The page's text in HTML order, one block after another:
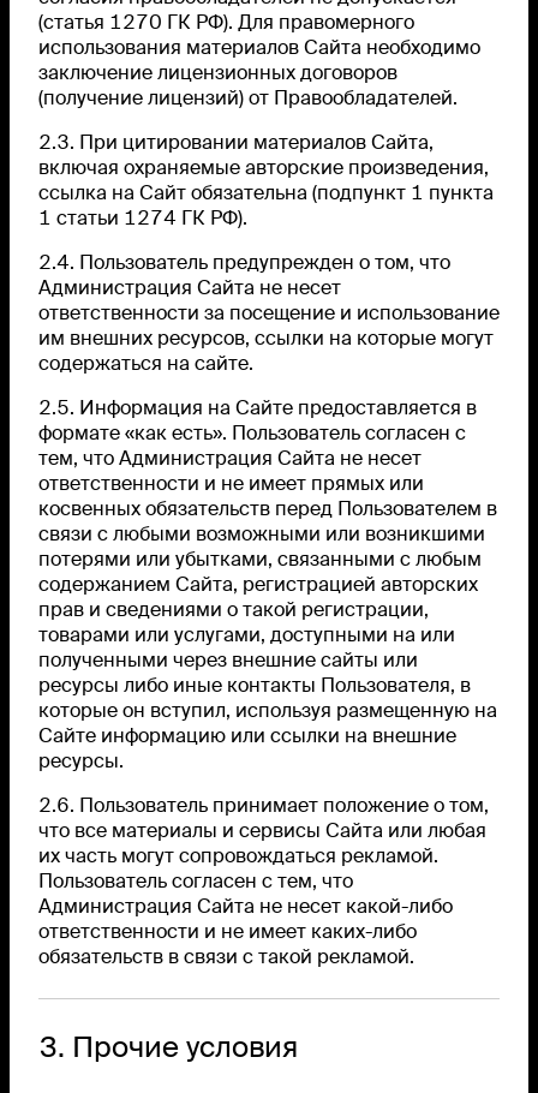
(статья 1270 ГК РФ). Для правомерного
использования материалов Сайта необходимо
заключение лицензионных договоров
(получение лицензий) от Правообладателей.
2.3. При цитировании материалов Сайта,
включая охраняемые авторские произведения,
ссылка на Сайт обязательна (подпункт 1 пункта
1 статьи 1274 ГК РФ).
2.4. Пользователь предупрежден о том, что
Администрация Сайта не несет
ответственности за посещение и использование
им внешних ресурсов, ссылки на которые могут
содержаться на сайте.
2.5. Информация на Сайте предоставляется в
формате «как есть». Пользователь согласен с
тем, что Администрация Сайта не несет
ответственности и не имеет прямых или
косвенных обязательств перед Пользователем в
связи с любыми возможными или возникшими
потерями или убытками, связанными с любым
содержанием Сайта, регистрацией авторских
прав и сведениями о такой регистрации,
товарами или услугами, доступными на или
полученными через внешние сайты или
ресурсы либо иные контакты Пользователя, в
которые он вступил, используя размещенную на
Сайте информацию или ссылки на внешние
ресурсы.
2.6. Пользователь принимает положение о том,
что все материалы и сервисы Сайта или любая
их часть могут сопровождаться рекламой.
Пользователь согласен с тем, что
Администрация Сайта не несет какой-либо
ответственности и не имеет каких-либо
обязательств в связи с такой рекламой.
3. Прочие условия